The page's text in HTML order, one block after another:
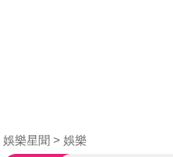
娛樂星聞 娛樂